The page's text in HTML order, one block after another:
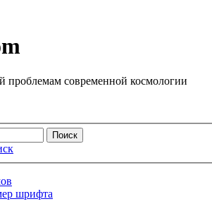
современной космологии
шрифта